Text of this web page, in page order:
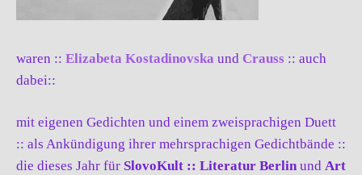
waren :: Elizabeta Kostadinovska und Crauss :: auch
dabei::
mit eigenen Gedichten und einem zweisprachigen Duett
:: als Ankündigung ihrer mehrsprachigen Gedichtbände ::
die dieses Jahr für SlovoKult :: Literatur Berlin und Art